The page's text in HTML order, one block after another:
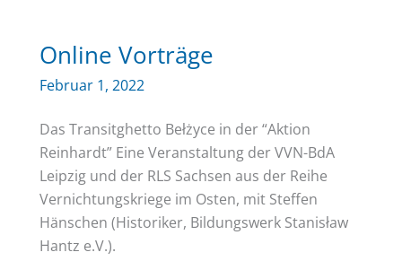
Online Vorträge
Februar 1, 2022
Das Transitghetto Bełżyce in der “Aktion
Reinhardt” Eine Veranstaltung der VVN-BdA
Leipzig und der RLS Sachsen aus der Reihe
Vernichtungskriege im Osten, mit Steffen
Hänschen (Historiker, Bildungswerk Stanisław
Hantz e.V.).